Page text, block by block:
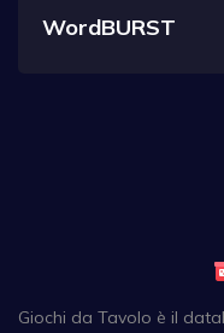
WordBURST
Giochi da Tavolo è il